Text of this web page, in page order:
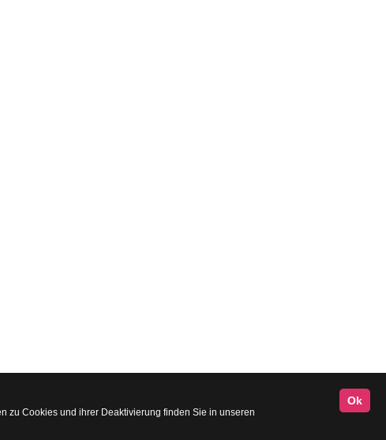
zu Cookies und ihrer Deaktivierung finden Sie in unseren
Ok